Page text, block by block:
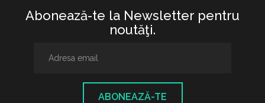
Abonează-te la Newsletter pentru
noutăţi.
ABONEAZĂ-TE